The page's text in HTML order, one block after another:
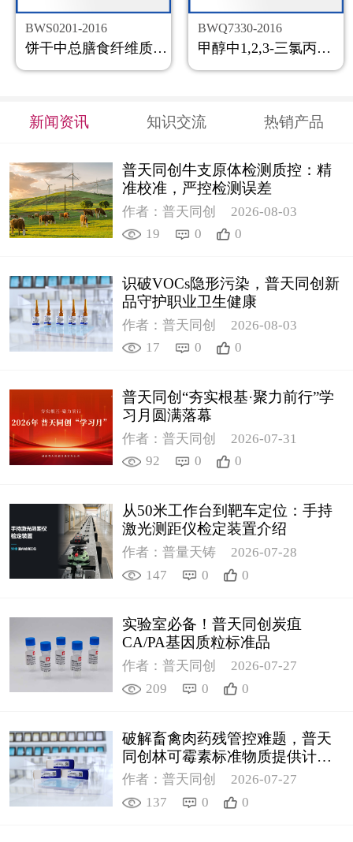
BWS0201-2016
饼干中总膳食纤维质控样品
BWQ7330-2016
甲醇中1,2,3-三氯丙烷溶液标准物质
新闻资讯 知识交流 热销产品
普天同创牛支原体检测质控：精
准校准，严控检测误差
作者：普天同创
2026-08-03
19
0 0
识破VOCs隐形污染，普天同创新
品守护职业卫生健康
作者：普天同创
2026-08-03
17
0 0
普天同创“夯实根基·聚力前行”学
习月圆满落幕
作者：普天同创
2026-07-31
92
0 0
从50米工作台到靶车定位：手持
激光测距仪检定装置介绍
作者：普量天铸
2026-07-28
147
0 0
实验室必备！普天同创炭疽
CA/PA基因质粒标准品
作者：普天同创
2026-07-27
209
0 0
破解畜禽肉药残管控难题，普天
同创林可霉素标准物质提供计量
支撑
作者：普天同创
2026-07-27
137
0 0